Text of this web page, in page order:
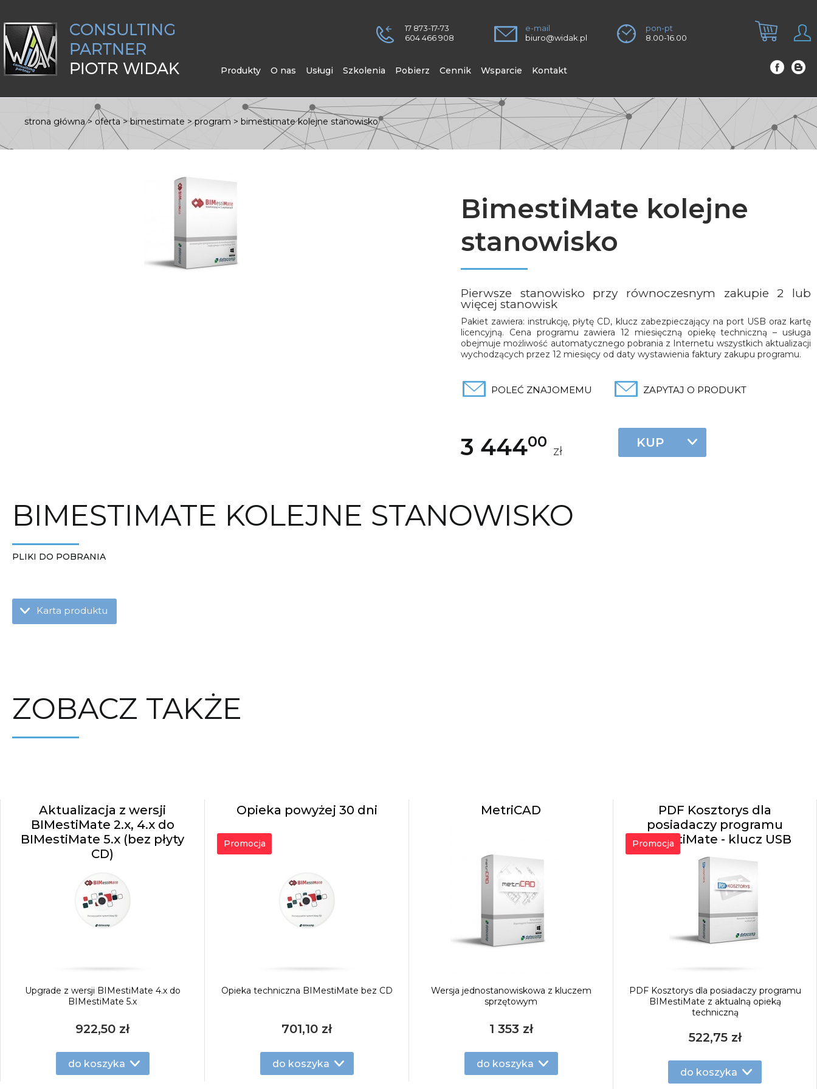
17 873-17-73
604 466 908
e-mail
biuro@widak.pl
pon-pt
8.00-16.00
Produkty O nas Usługi Szkolenia Pobierz Cennik Wsparcie Kontakt
strona główna> oferta>bimestimate >program > bimestimate kolejne stanowisko
BimestiMate kolejne
stanowisko
Pierwsze stanowisko przy równoczesnym zakupie 2 lub
więcej stanowisk
Pakiet zawiera: instrukcję, płytę CD, klucz zabezpieczający na port USB oraz kartę
licencyjną. Cena programu zawiera 12 miesięczną opiekę techniczną – usługa
obejmuje możliwość automatycznego pobrania z Internetu wszystkich aktualizacji
wychodzących przez 12 miesięcy od daty wystawienia faktury zakupu programu.
POLEĆ ZNAJOMEMU ZAPYTAJ O PRODUKT
3 44400
zł
BIMESTIMATE KOLEJNE STANOWISKO
PLIKI DO POBRANIA
Karta produktu
ZOBACZ TAKŻE
Aktualizacja z wersji
BIMestiMate 2.x, 4.x do
BIMestiMate 5.x (bez płyty
CD)
Upgrade z wersji BIMestiMate 4.x do
BIMestiMate 5.x
922,50 zł
do koszyka
Opieka powyżej 30 dni
Promocja
Opieka techniczna BIMestiMate bez CD
701,10 zł
do koszyka
MetriCAD
Wersja jednostanowiskowa z kluczem
sprzętowym
1 353 zł
do koszyka
PDF Kosztorys dla
posiadaczy programu
BIMestiMate - klucz USB
Promocja
PDF Kosztorys dla posiadaczy programu
BIMestiMate z aktualną opieką
techniczną
522,75 zł
do koszyka